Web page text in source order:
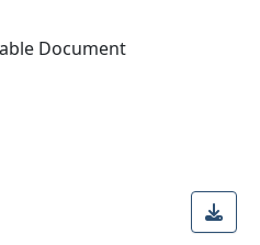
Document